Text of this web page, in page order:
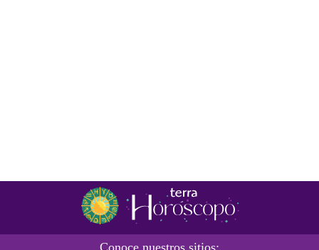
Conoce nuestros sitios: